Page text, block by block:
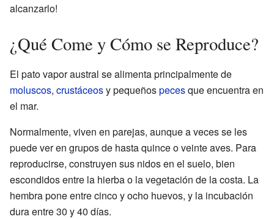
alcanzarlo!
¿Qué Come y Cómo se Reproduce?
El pato vapor austral se alimenta principalmente de
moluscos, crustáceosy pequeñospecesque encuentra en
el mar.
Normalmente, viven en parejas, aunque a veces se les
puede ver en grupos de hasta quince o veinte aves. Para
reproducirse, construyen sus nidos en el suelo, bien
escondidos entre la hierba o la vegetación de la costa. La
hembra pone entre cinco y ocho huevos, y la incubación
dura entre 30 y 40 días.